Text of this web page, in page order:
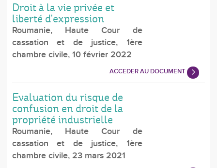
Droit à la vie privée et
liberté d'expression
ACCEDER AU DOCUMENT
Roumanie, Haute Cour de
cassation et de justice, 1ère
chambre civile, 10 février 2022
Evaluation du risque de
confusion en droit de la
propriété industrielle
Roumanie, Haute Cour de
cassation et de justice, 1ère
chambre civile, 23 mars 2021